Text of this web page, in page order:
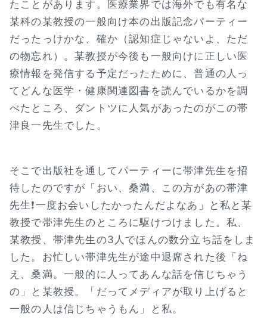
たことがあります。医療業界では海外でも有名な
某科の某教授の一般向け本の出版記念パーティー
だったっけかな、確か（認知症じゃないよ、ただ
の物忘れ）。某教授が今後も一般向けに正しい医
療情報を発信する予定だったために、普通の人っ
てどんな医学・健康関連図書を読んでいるかを調
べたところ、ダントツに人気があったのがこの帯
津良一先生でした。
そこで出版社を通してパーティーに帯津先生を招
待したのですが「おい、桑満、この方があの帯津
先生❗一度お会いしたかったんだよなあ」と私と某
教授で帯津先生のところに駆けつけました。私、
某教授、帯津先生の3人でほんの数分立ち話をしま
した。お忙しい帯津先生が途中退席された後「ね
え、桑満。一般的に人ってあんな話を信じちゃう
の」と某教授。「だってメディアが取り上げると
一般の人は信じちゃうもん」と私。